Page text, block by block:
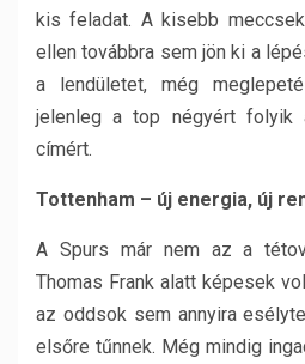
kis feladat. A kisebb
ellen továbbra sem jön ki a
a lendületet, még
jelenleg a top négyért folyik
címért.
Tottenham – új energia, új
A Spurs már nem az a
Thomas Frank alatt képesek
az oddsok sem annyira
elsőre tűnnek. Még mindig